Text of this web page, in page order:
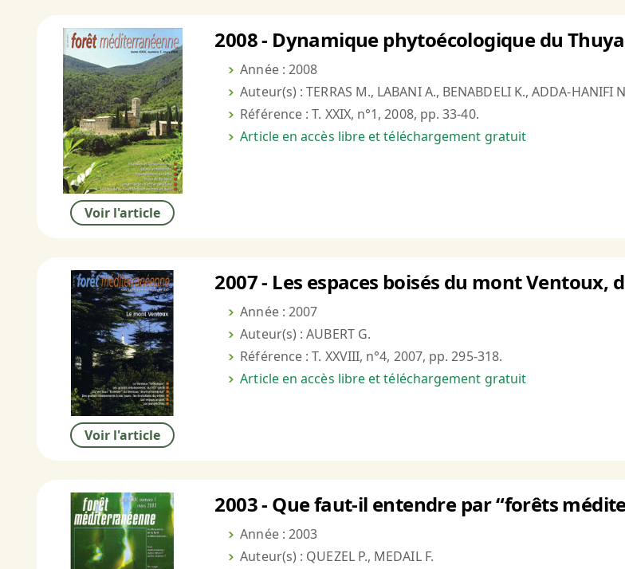
Voir l'article
2008 - Dynamique phytoécologique du
Année : 2008
Auteur(s) : TERRAS M., LABANI A., BENABDELI K., ADDA-HANIFI
Référence : T. XXIX, n°1, 2008, pp. 33-40.
Article en accès libre et téléchargement gratuit
Voir l'article
2007 - Les espaces boisés du mont Ventoux,
Année : 2007
Auteur(s) : AUBERT G.
Référence : T. XXVIII, n°4, 2007, pp. 295-318.
Article en accès libre et téléchargement gratuit
2003 - Que faut-il entendre par “forêts
Année : 2003
Auteur(s) : QUEZEL P., MEDAIL F.